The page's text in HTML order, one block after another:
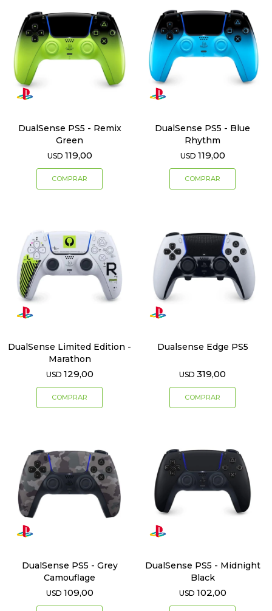
DualSense PS5 - Remix
Green
USD 119,00
DualSense PS5 - Blue
Rhythm
USD 119,00
DualSense Limited Edition -
Marathon
USD 129,00
Dualsense Edge PS5
USD 319,00
DualSense PS5 - Grey
Camouflage
USD 109,00
DualSense PS5 - Midnight
Black
USD 102,00